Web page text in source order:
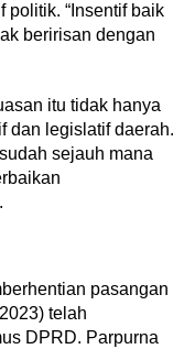
politik. “Insentif baik
beririsan dengan
itu tidak hanya
dan legislatif daerah.
sejauh mana
pasangan
telah
DPRD. Parpurna